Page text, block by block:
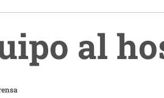
al